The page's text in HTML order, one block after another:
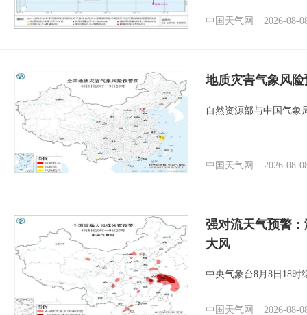
中国天气网 2026-08-
地质灾害气象风
自然资源部与中国气象
中国天气网 2026-08-
强对流天气预警
大风
中央气象台8月8日18时
中国天气网 2026-08-